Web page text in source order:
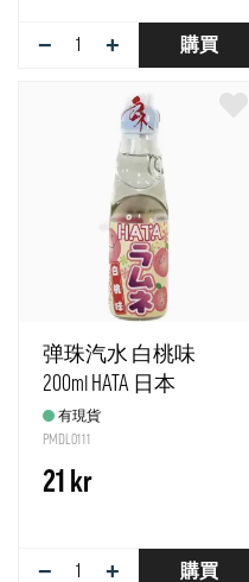
− + 購買
弹珠汽水 白桃味
200ml HATA 日本
有現貨
PMDL0111
21 kr
− + 購買